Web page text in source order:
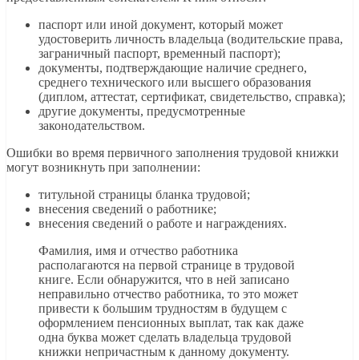
паспорт или иной документ, который может
удостоверить личность владельца (водительские права,
заграничный паспорт, временный паспорт);
документы, подтверждающие наличие среднего,
среднего технического или высшего образования
(диплом, аттестат, сертификат, свидетельство, справка);
другие документы, предусмотренные
законодательством.
Ошибки во время первичного заполнения трудовой книжки
могут возникнуть при заполнении:
титульной страницы бланка трудовой;
внесения сведений о работнике;
внесения сведений о работе и награждениях.
Фамилия, имя и отчество работника
располагаются на первой странице в трудовой
книге. Если обнаружится, что в ней записано
неправильно отчество работника, то это может
привести к большим трудностям в будущем с
оформлением пенсионных выплат, так как даже
одна буква может сделать владельца трудовой
книжки непричастным к данному документу.